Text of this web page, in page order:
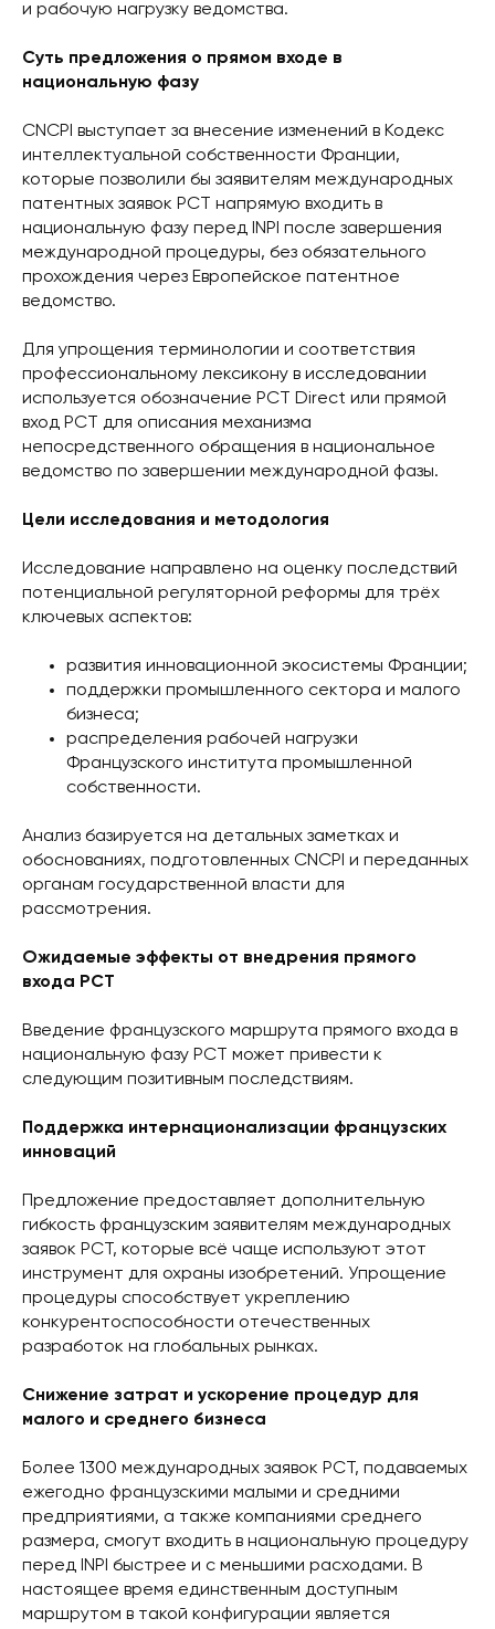
и рабочую нагрузку ведомства.
Суть предложения о прямом входе в
национальную фазу
CNCPI выступает за внесение изменений в Кодекс
интеллектуальной собственности Франции,
которые позволили бы заявителям международных
патентных заявок PCT напрямую входить в
национальную фазу перед INPI после завершения
международной процедуры, без обязательного
прохождения через Европейское патентное
ведомство.
Для упрощения терминологии и соответствия
профессиональному лексикону в исследовании
используется обозначение PCT Direct или прямой
вход PCT для описания механизма
непосредственного обращения в национальное
ведомство по завершении международной фазы.
Цели исследования и методология
Исследование направлено на оценку последствий
потенциальной регуляторной реформы для трёх
ключевых аспектов:
развития инновационной экосистемы Франции;
поддержки промышленного сектора и малого
бизнеса;
распределения рабочей нагрузки
Французского института промышленной
собственности.
Анализ базируется на детальных заметках и
обоснованиях, подготовленных CNCPI и переданных
органам государственной власти для
рассмотрения.
Ожидаемые эффекты от внедрения прямого
входа PCT
Введение французского маршрута прямого входа в
национальную фазу PCT может привести к
следующим позитивным последствиям.
Поддержка интернационализации французских
инноваций
Предложение предоставляет дополнительную
гибкость французским заявителям международных
заявок PCT, которые всё чаще используют этот
инструмент для охраны изобретений. Упрощение
процедуры способствует укреплению
конкурентоспособности отечественных
разработок на глобальных рынках.
Снижение затрат и ускорение процедур для
малого и среднего бизнеса
Более 1300 международных заявок PCT, подаваемых
ежегодно французскими малыми и средними
предприятиями, а также компаниями среднего
размера, смогут входить в национальную процедуру
перед INPI быстрее и с меньшими расходами. В
настоящее время единственным доступным
маршрутом в такой конфигурации является